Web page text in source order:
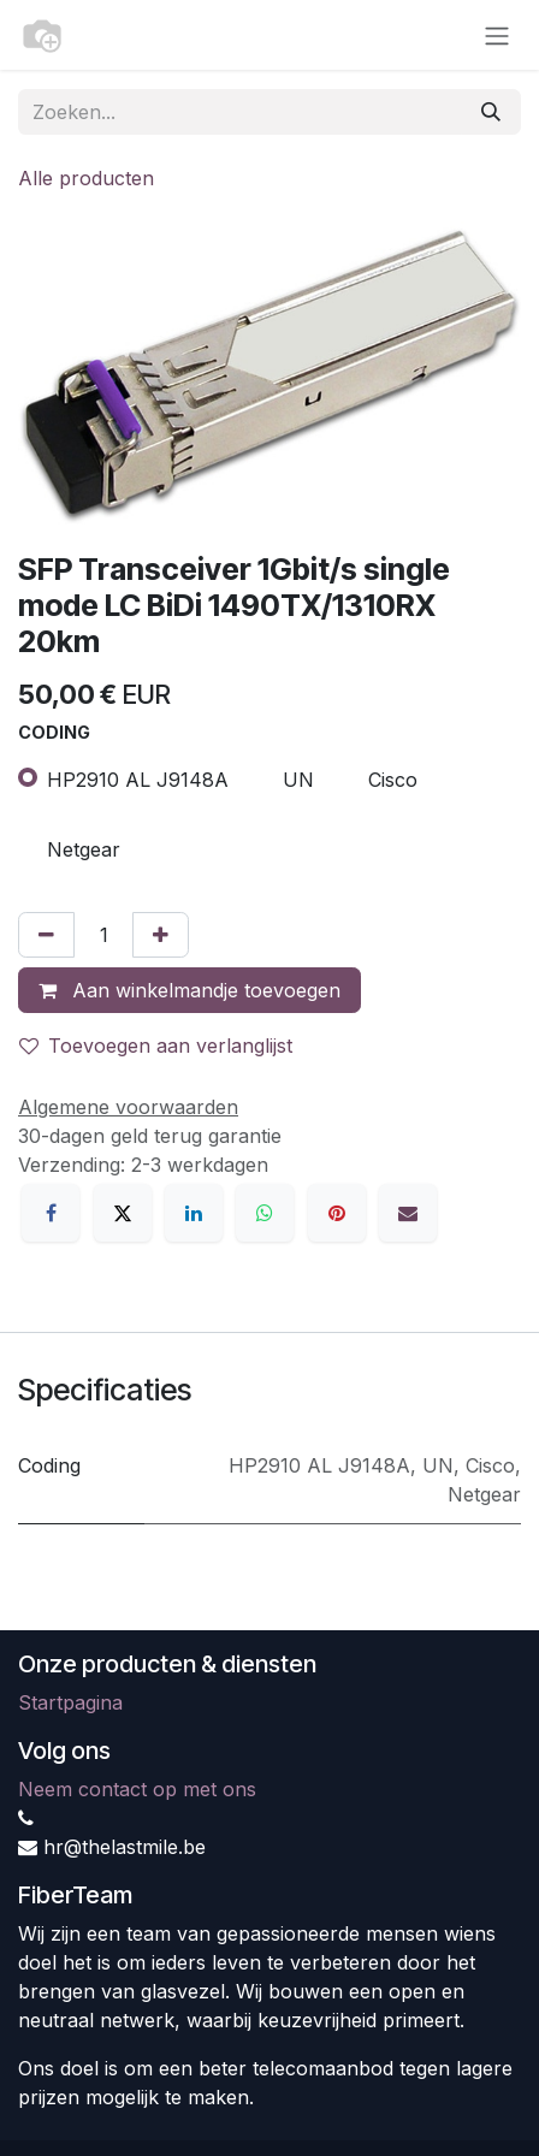
Alle producten
SFP Transceiver 1Gbit/s single
mode LC BiDi 1490TX/1310RX
20km
50,00€ EUR
CODING
HP2910 AL J9148A UN Cisco
Netgear
Aan winkelmandje toevoegen
Toevoegen aan verlanglijst
Algemene voorwaarden
30-dagen geld terug garantie
Verzending: 2-3 werkdagen
Specificaties
Coding HP2910 AL J9148A, UN, Cisco,
Netgear
Onze producten & diensten
Startpagina
Volg ons
Neem contact op met ons
hr@thelastmile.be
FiberTeam
Wij zijn een team van gepassioneerde mensen wiens
doel het is om ieders leven te verbeteren door het
brengen van glasvezel. Wij bouwen een open en
neutraal netwerk, waarbij keuzevrijheid primeert.
Ons doel is om een beter telecomaanbod tegen lagere
prijzen mogelijk te maken.